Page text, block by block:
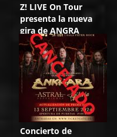
Z! LIVE On Tour
presenta la nueva
gira de ANGRA
Concierto de